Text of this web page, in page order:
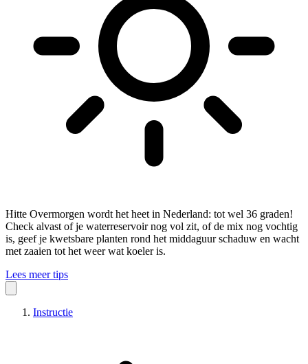
Hitte Overmorgen wordt het heet in Nederland: tot wel 36 graden!
Check alvast of je waterreservoir nog vol zit, of de mix nog vochtig
is, geef je kwetsbare planten rond het middaguur schaduw en wacht
met zaaien tot het weer wat koeler is.
Lees meer tips
Instructie